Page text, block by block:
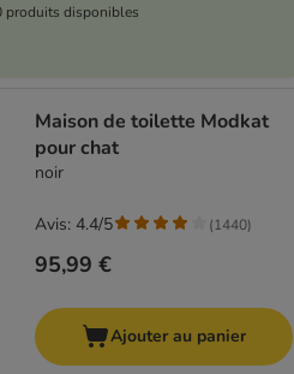
produits disponibles
Maison de toilette Modkat
pour chat
noir
95,99 €
Avis: 4.4/5 (1440)
Ajouter au panier